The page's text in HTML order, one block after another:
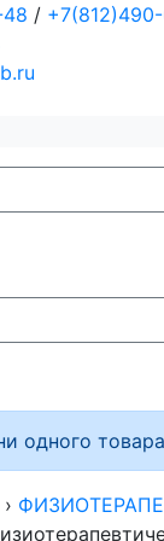
/
одного товара
›